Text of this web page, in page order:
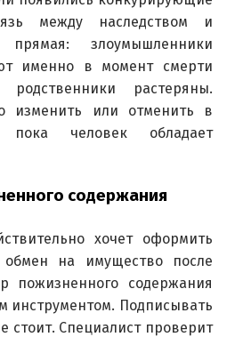
между наследством и
прямая: злоумышленники
именно в момент смерти
родственники растеряны.
изменить или отменить в
человек обладает
содержания
хочет оформить
на имущество после
пожизненного содержания
инструментом. Подписывать
стоит. Специалист проверит